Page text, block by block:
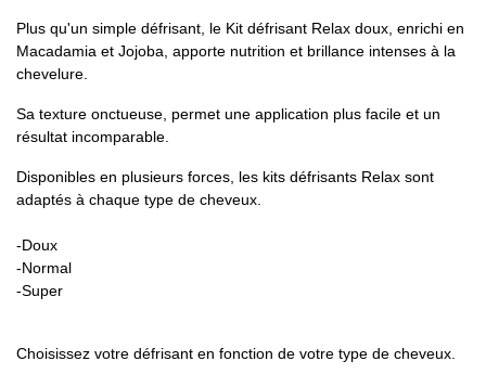
Plus qu'un simple défrisant, le Kit défrisant Relax doux, enrichi en
Macadamia et Jojoba, apporte nutrition et brillance intenses à la
chevelure.
Sa texture onctueuse, permet une application plus facile et un
résultat incomparable.
Disponibles en plusieurs forces, les kits défrisants Relax sont
adaptés à chaque type de cheveux.
-Doux
-Normal
-Super
Choisissez votre défrisant en fonction de votre type de cheveux.